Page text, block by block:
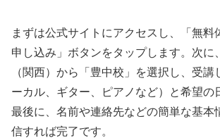
まずは公式サイトにアクセスし、「無料
申し込み」ボタンをタップします。次に
（関西）から「豊中校」を選択し、受講
ーカル、ギター、ピアノなど）と希望の
最後に、名前や連絡先などの簡単な基本
信すれば完了です。